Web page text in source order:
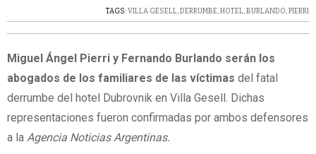
TAGS: VILLA GESELL,DERRUMBE,HOTEL,BURLANDO,PIERRI
Miguel Ángel Pierri y Fernando Burlando serán los
abogados de los familiares de las víctimas del fatal
derrumbe del hotel Dubrovnik en Villa Gesell. Dichas
representaciones fueron confirmadas por ambos defensores
a la Agencia Noticias Argentinas.